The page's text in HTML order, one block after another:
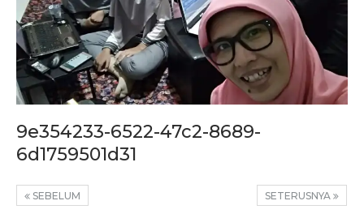
9e354233-6522-47c2-8689-
6d1759501d31
SETERUSNYA
SEBELUM